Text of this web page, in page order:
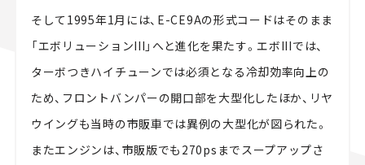
そして1995年1月には、E-CE9Aの形式コードはそのまま
「エボリューションIII」へと進化を果たす。エボIIIでは、
ターボつきハイチューンでは必須となる冷却効率向上の
ため、フロントバンパーの開口部を大型化したほか、リヤ
ウイングも当時の市販車では異例の大型化が図られた。
またエンジンは、市販版でも270psまでスープアップさ